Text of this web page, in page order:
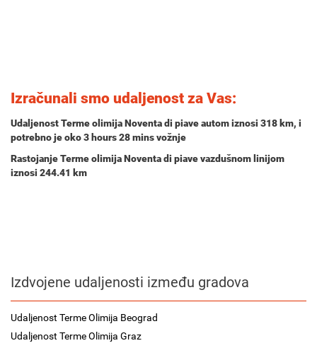
Izračunali smo udaljenost za Vas:
Udaljenost Terme olimija Noventa di piave autom iznosi 318 km, i
potrebno je oko3 hours 28 minsvožnje
Rastojanje Terme olimija Noventa di piave vazdušnom linijom
iznosi 244.41 km
Izdvojene udaljenosti između gradova
Udaljenost Terme Olimija Beograd
Udaljenost Terme Olimija Graz